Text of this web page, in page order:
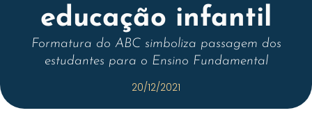
educação infantil
Formatura do ABC simboliza passagem dos
estudantes para o Ensino Fundamental
20/12/2021